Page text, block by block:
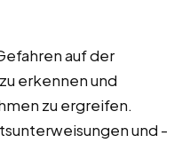
auf der
erkennen und
zu ergreifen.
und -